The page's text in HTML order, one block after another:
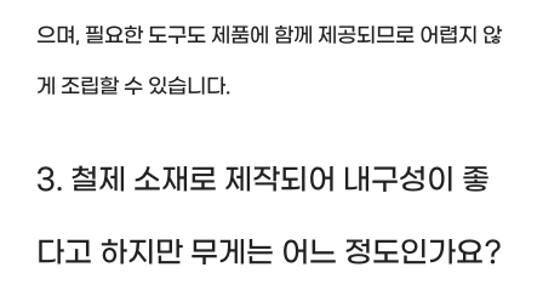
으며, 필요한 도구도 제품에 함께 제공되므로 어렵지 않
게 조립할 수 있습니다.
3. 철제 소재로 제작되어 내구성이 좋
다고 하지만 무게는 어느 정도인가요?